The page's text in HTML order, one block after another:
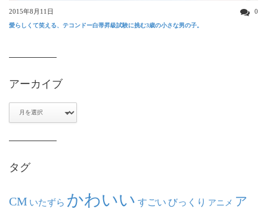
2015年8月11日 0
愛らしくて笑える、テコンドー白帯昇級試験に挑む3歳の小さな男の子。
アーカイブ
タグ
CM いたずら かわいい すごい びっくり アニメ ア